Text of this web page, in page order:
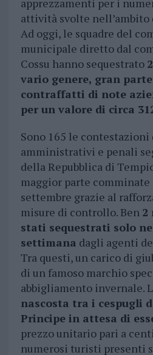
apprezzamenti per i
attività svolte nell’ambito
Ad oggi, le squadre del
municipale diretto dal
Cossu hanno sequestrato
vario genere, gran
contraffatti di note
per un valore di circa
Sono 165 le
amministrativi e penali
della Repubblica di
maggior parte comminate
settembre grazie al
misure di controllo. Ben 2
stati sequestrati solo
settimana dagli agenti
Tra questi, un carico di
di un famoso marchio
abbigliamento invernale.
nascosta tra i cespugli
Principe in attesa di
prezzo unitario pari a
numerosi turisti presenti